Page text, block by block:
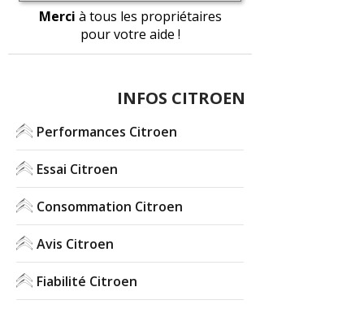
Merci à tous les propriétaires
pour votre aide !
INFOS CITROEN
Performances Citroen
Essai Citroen
Consommation Citroen
Avis Citroen
Fiabilité Citroen